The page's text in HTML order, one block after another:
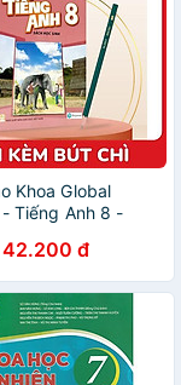
Khoa Global
Tiếng Anh 8 -
42.200 đ